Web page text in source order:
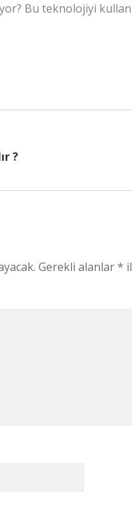
Bu teknolojiyi
?
Gerekli alanlar*